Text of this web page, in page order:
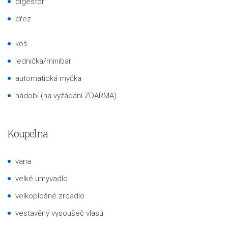
dřez
koš
lednička/minibar
automatická myčka
nádobí (na vyžádání ZDARMA)
Koupelna
vana
velké umyvadlo
velkoplošné zrcadlo
vestavěný vysoušeč vlasů